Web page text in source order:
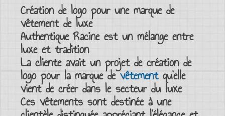
Création de logo pour une marque de
vêtement de luxe
Authentique Racine est un mélange entre
luxeet tradition
La cliente avait unprojet de création de
logo pour la marque devêtementqu’elle
vient de créer dans lesecteur du luxe
Cesvêtements sont destinée à une